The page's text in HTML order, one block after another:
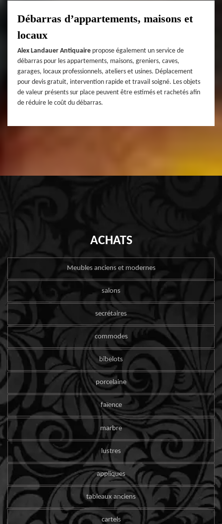
Débarras d’appartements, maisons et
locaux
Alex Landauer Antiquaire propose également un service de
débarras pour les appartements, maisons, greniers, caves,
garages, locaux professionnels, ateliers et usines. Déplacement
pour devis gratuit, intervention rapide et travail soigné. Les objets
de valeur présents sur place peuvent être estimés et rachetés afin
de réduire le coût du débarras.
ACHATS
Meubles anciens et modernes
salons
secrétaires
commodes
bibelots
porcelaine
faïence
marbre
lustres
appliques
tableaux anciens
cartels